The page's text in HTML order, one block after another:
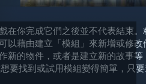
在你完成它們之後並不代表結束
以藉由建立「模組」來新增或修
新的物件，或者是建立新的故事
要找到或試用模組變得簡單，只